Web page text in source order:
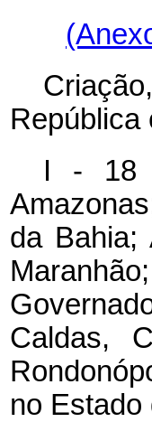
República
I - 18
da Bahia;
Caldas,
no Estado